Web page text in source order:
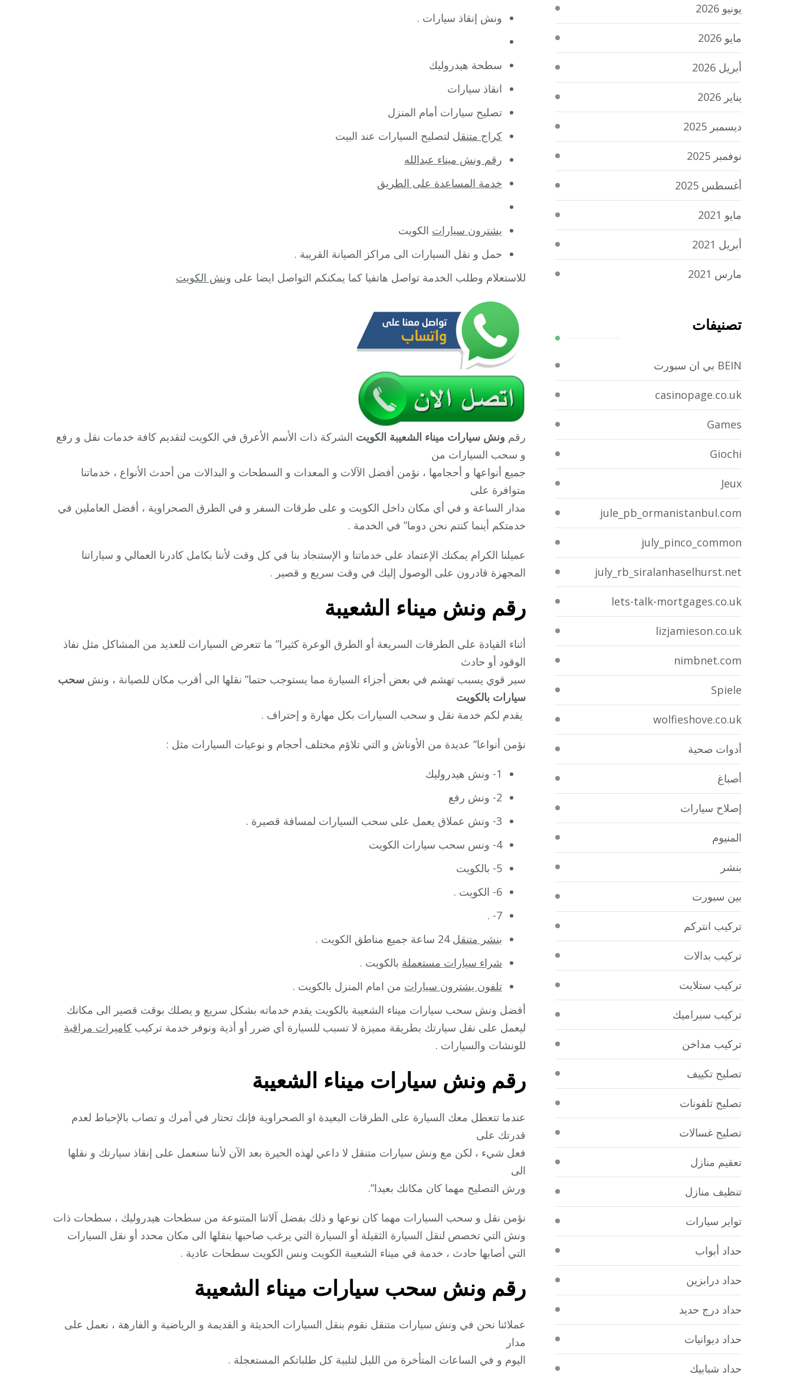
ونش إنقاذ سيارات .
سطحة هيدروليك
انقاذ سيارات
تصليح سيارات أمام المنزل
كراج متنقل لتصليح السيارات عند البيت
رقم ونش ميناء عبدالله
خدمة المساعدة على الطريق
يشترون سيارات الكويت
حمل و نقل السيارات الى مراكز الصيانة القريبة .
للاستعلام وطلب الخدمة تواصل هاتفيا كما يمكنكم التواصل ايضا على ونش الكويت
رقم ونش سيارات ميناء الشعيبة الكويت الشركة ذات الأسم الأعرق في الكويت لتقديم كافة خدمات نقل و رفع
و سحب السيارات من
جميع أنواعها و أحجامها ، نؤمن أفضل الآلات و المعدات و السطحات و البدالات من أحدث الأنواع ، خدماتنا
متوافرة على
مدار الساعة و في أي مكان داخل الكويت و على طرقات السفر و في الطرق الصحراوية ، أفضل العاملين في
خدمتكم أينما كنتم نحن دوما” في الخدمة .
عميلنا الكرام يمكنك الإعتماد على خدماتنا و الإستنجاد بنا في كل وقت لأننا بكامل كادرنا العمالي و سياراتنا
المجهزة قادرون على الوصول إليك في وقت سريع و قصير .
رقم ونش ميناء الشعيبة
أثناء القيادة على الطرقات السريعة أو الطرق الوعرة كثيرا” ما تتعرض السيارات للعديد من المشاكل مثل نفاذ
الوقود أو حادث
سير قوي يسبب تهشم في بعض أجزاء السيارة مما يستوجب حتما” نقلها الى أقرب مكان للصيانة ، ونش سحب
سيارات بالكويت
يقدم لكم خدمة نقل و سحب السيارات بكل مهارة و إحتراف .
نؤمن أنواعا” عديدة من الأوناش و التي تلاؤم مختلف أحجام و نوعيات السيارات مثل :
1- ونش هيدروليك
2- ونش رفع
3- ونش عملاق يعمل على سحب السيارات لمسافة قصيرة .
4- ونس سحب سيارات الكويت
5- بالكويت
6- الكويت .
7- .
بنشر متنقل 24 ساعة جميع مناطق الكويت .
شراء سيارات مستعملة بالكويت .
تلفون يشترون سيارات من امام المنزل بالكويت .
أفضل ونش سحب سيارات ميناء الشعيبة بالكويت يقدم خدماته بشكل سريع و يصلك بوقت قصير الى مكانك
ليعمل على نقل سيارتك بطريقة مميزة لا تسبب للسيارة أي ضرر أو أذية ونوفر خدمة تركيب كاميرات مراقبة
للونشات والسيارات .
رقم ونش سيارات ميناء الشعيبة
عندما تتعطل معك السيارة على الطرقات البعيدة او الصحراوية فإنك تحتار في أمرك و تصاب بالإحباط لعدم
قدرتك على
فعل شيء ، لكن مع ونش سيارات متنقل لا داعي لهذه الحيرة بعد الآن لأننا سنعمل على إنقاذ سيارتك و نقلها
الى
ورش التصليح مهما كان مكانك بعيدا”.
نؤمن نقل و سحب السيارات مهما كان نوعها و ذلك بفضل آلاتنا المتنوعة من سطحات هيدروليك ، سطحات ذات
ونش التي تخصص لنقل السيارة الثقيلة أو السيارة التي يرغب صاحبها بنقلها الى مكان محدد أو نقل السيارات
التي أصابها حادث ، خدمة في ميناء الشعيبة الكويت ونس الكويت سطحات عادية .
رقم ونش سحب سيارات ميناء الشعيبة
عملائنا نحن في ونش سيارات متنقل نقوم بنقل السيارات الحديثة و القديمة و الرياضية و الفارهة ، نعمل على
مدار
اليوم و في الساعات المتأخرة من الليل لتلبية كل طلباتكم المستعجلة .
يونيو 2026
مايو 2026
أبريل 2026
يناير 2026
ديسمبر 2025
نوفمبر 2025
أغسطس 2025
مايو 2021
أبريل 2021
مارس 2021
تصنيفات
BEIN بي ان سبورت
casinopage.co.uk
Games
Giochi
Jeux
jule_pb_ormanistanbul.com
july_pinco_common
july_rb_siralanhaselhurst.net
lets-talk-mortgages.co.uk
lizjamieson.co.uk
nimbnet.com
Spiele
wolfieshove.co.uk
أدوات صحية
أصباغ
إصلاح سيارات
المنيوم
بنشر
بين سبورت
تركيب انتركم
تركيب بدالات
تركيب ستلايت
تركيب سيراميك
تركيب مداخن
تصليح تكييف
تصليح تلفونات
تصليح غسالات
تعقيم منازل
تنظيف منازل
تواير سيارات
حداد أبواب
حداد درابزين
حداد درج حديد
حداد ديوانيات
حداد شبابيك